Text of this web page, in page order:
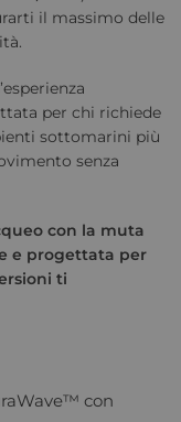
il massimo delle
per chi richiede
sottomarini più
senza
con la muta
e progettata per
ti
con